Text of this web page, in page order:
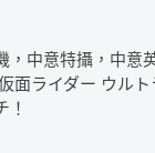
，中意特攝，中意
面ライダー ウル
！